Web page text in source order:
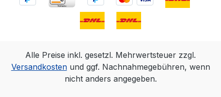
Alle Preise inkl. gesetzl. Mehrwertsteuer zzgl.
Versandkostenund ggf. Nachnahmegebühren, wenn
nicht anders angegeben.